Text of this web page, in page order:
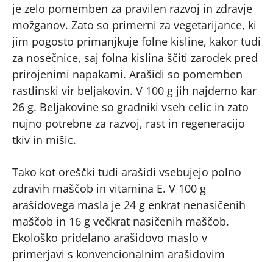
je zelo pomemben za pravilen razvoj in zdravje
možganov. Zato so primerni za vegetarijance, ki
jim pogosto primanjkuje folne kisline, kakor tudi
za nosečnice, saj folna kislina ščiti zarodek pred
prirojenimi napakami. Arašidi so pomemben
rastlinski vir beljakovin. V 100 g jih najdemo kar
26 g. Beljakovine so gradniki vseh celic in zato
nujno potrebne za razvoj, rast in regeneracijo
tkiv in mišic.
Tako kot oreščki tudi arašidi vsebujejo polno
zdravih maščob in vitamina E. V 100 g
arašidovega masla je 24 g enkrat nenasičenih
maščob in 16 g večkrat nasičenih maščob.
Ekološko pridelano arašidovo maslo v
primerjavi s konvencionalnim arašidovim